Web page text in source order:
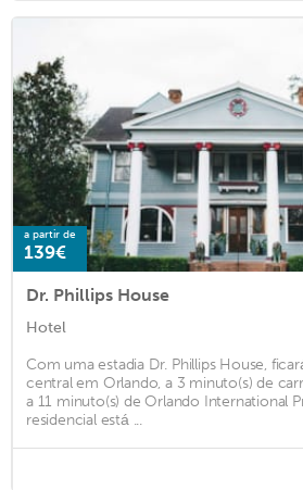
a partir de
139€
Dr. Phillips House
Hotel
Com uma estadia Dr. Phillips House,
central em Orlando, a 3 minuto(s) de
a 11 minuto(s) de Orlando International
residencial está ...